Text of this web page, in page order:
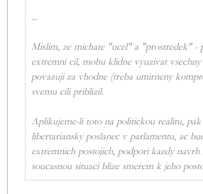
...
Mislim, ze michate "ucel" a "prostredek" -
extremni cil, mohu klidne vyuzivat
povazuji za vhodne (treba umirneny
svemu cili priblizil.
Aplikujeme-li toto na politickou realitu, pak
libertariansky poslanec v parlamentu, ac
extremnich postojich, podpori kazdy navrh
soucasnou situaci blize smerem k jeho